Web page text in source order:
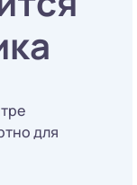
для